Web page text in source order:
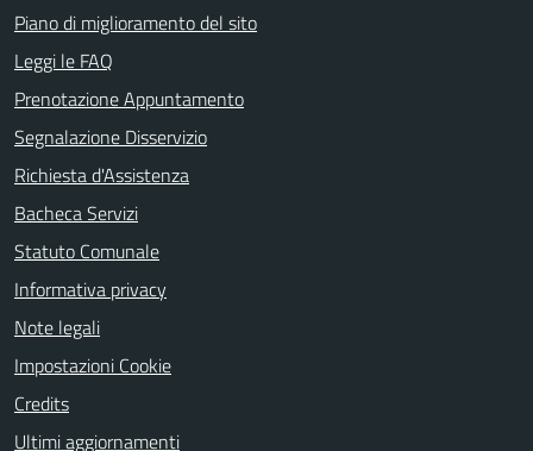
Piano di miglioramento del sito
Leggi le FAQ
Prenotazione Appuntamento
Segnalazione Disservizio
Richiesta d'Assistenza
Bacheca Servizi
Statuto Comunale
Informativa privacy
Note legali
Impostazioni Cookie
Credits
Ultimi aggiornamenti